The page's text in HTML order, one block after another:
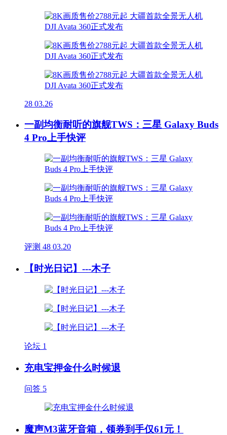
28 03.26
一副均衡耐听的旗舰TWS：三星 Galaxy Buds
4 Pro上手快评
评测 48 03.20
【时光日记】---木子
论坛 1
充电宝押金什么时候退
问答 5
魔声M3蓝牙音箱，领券到手仅61元！